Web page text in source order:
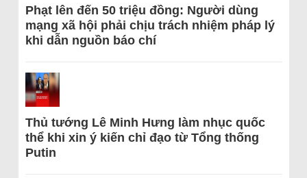
Phạt lên đến 50 triệu đồng: Người dùng
mạng xã hội phải chịu trách nhiệm pháp lý
khi dẫn nguồn báo chí
Thủ tướng Lê Minh Hưng làm nhục quốc
thể khi xin ý kiến chỉ đạo từ Tổng thống
Putin